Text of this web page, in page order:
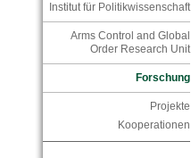
Institut für Politikwissenschaft
Arms Control and Global
Order Research Unit
Forschung
Projekte
Kooperationen